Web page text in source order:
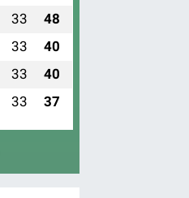
33 48
33 40
33 40
33 37